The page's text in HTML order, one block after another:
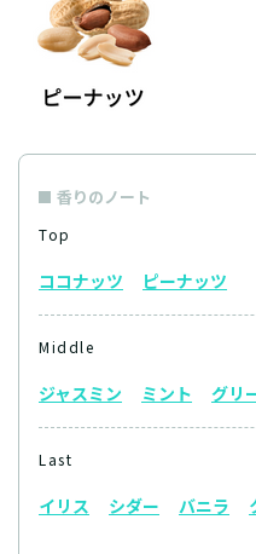
香りのノート
Top
ココナッツ ピーナッツ
Middle
ジャスミン ミント グリ
Last
イリス シダー バニラ